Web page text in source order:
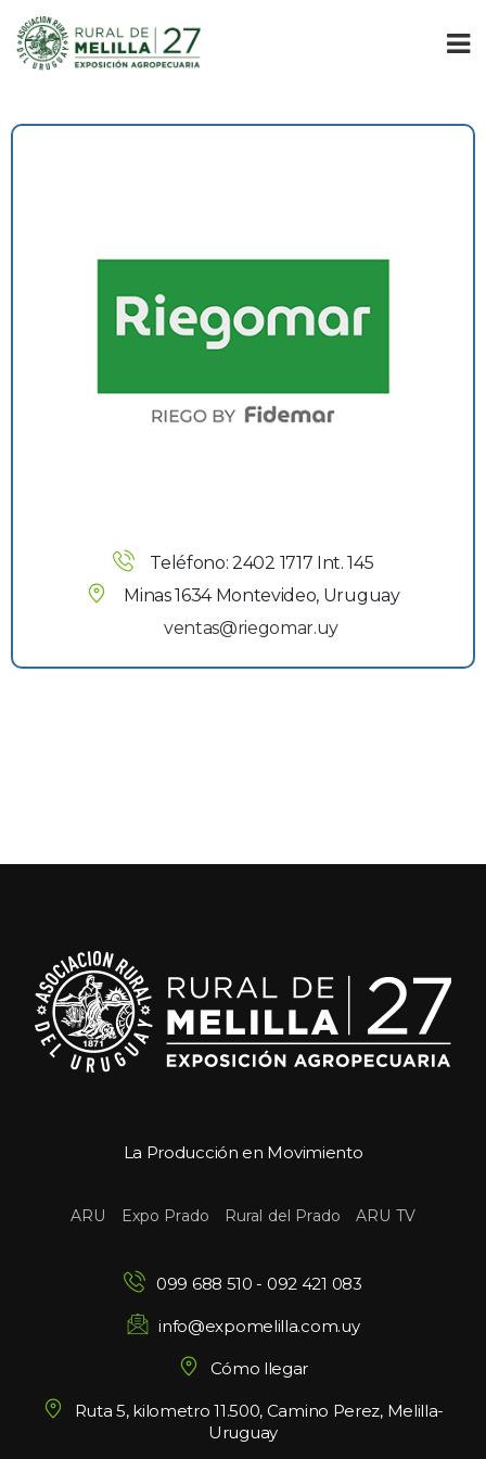
Teléfono: 2402 1717 Int. 145
Minas 1634 Montevideo, Uruguay
ventas@riegomar.uy
La Producción en Movimiento
ARU Expo Prado Rural del Prado ARU TV
099 688 510 - 092 421 083
info@expomelilla.com.uy
Cómo llegar
Ruta 5, kilometro 11.500, Camino Perez, Melilla-
Uruguay